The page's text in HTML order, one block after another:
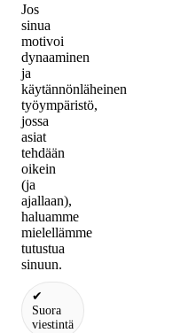
Jos
sinua
motivoi
dynaaminen
ja
käytännönläheinen
työympäristö,
jossa
asiat
tehdään
oikein
(ja
ajallaan),
haluamme
mielellämme
tutustua
sinuun.
✔
Suora
viestintä